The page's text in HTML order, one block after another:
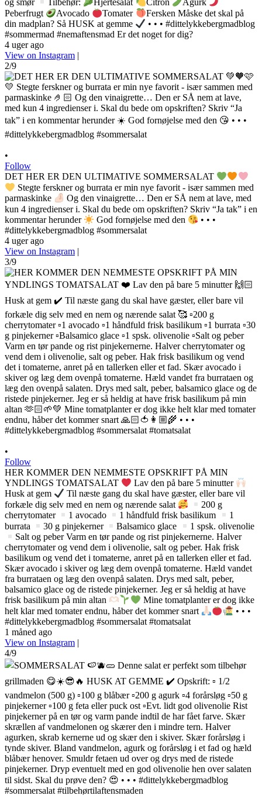
og smør Tilbehør: Hjertesalat Citron
Agurk
Peberfrugt
Avocado Tomater
Fersken Måske det skal på
din madplan? Så HUSK at gemme
• • • #dittelykkebergmadblog
#sommermad #nemaftensmad Er det noget for dig?
4 uger ago
View on Instagram |
2/9
•
Follow
DET HER ER DEN ULTIMATIVE SOMMERSALAT
Stegte ferskner og burrata er min nye favorit - især sammen med
parmaskinke
Og den vinaigrette… Den er SÅ nem at lave, med
kun 4 ingredienser i. Skal du bede om opskriften? Skriv “Ja tak” i en
kommentar herunder
God fornøjelse med den
• • •
#dittelykkebergmadblog #sommersalat
4 uger ago
View on Instagram |
3/9
•
Follow
HER KOMMER DEN NEMMESTE OPSKRIFT PÅ MIN
YNDLINGS TOMATSALAT
Lav den på bare 5 minutter
Husk at gem
Til næste gang du skal have gæster, eller bare vil
forkæle dig selv med en nem og nærende salat
200 g
cherrytomater
1 avocado 1 håndfuld frisk basilikum
1
burrata
30 g pinjekerner Balsamico glace
1 spsk. olivenolie
Salt og peber Varm en tør pande og rist pinjekernerne. Halver
cherrytomater og vend dem i olivenolie, salt og peber. Hak frisk
basilikum og vend det i tomaterne, anret på en tallerken eller et fad.
Skær avocado i skiver og læg dem ovenpå tomaterne. Hæld vandet
fra burrataen og læg den ovenpå salaten. Drys med salt, peber,
balsamico glace og de ristede pinjekerner. Jeg er så heldig at have
frisk basilikum på min altan
Mine tomatplanter er dog ikke
helt klar med tomater endnu, håber det kommer snart
• • •
#dittelykkebergmadblog #sommersalat #tomatsalat
1 måned ago
View on Instagram |
4/9